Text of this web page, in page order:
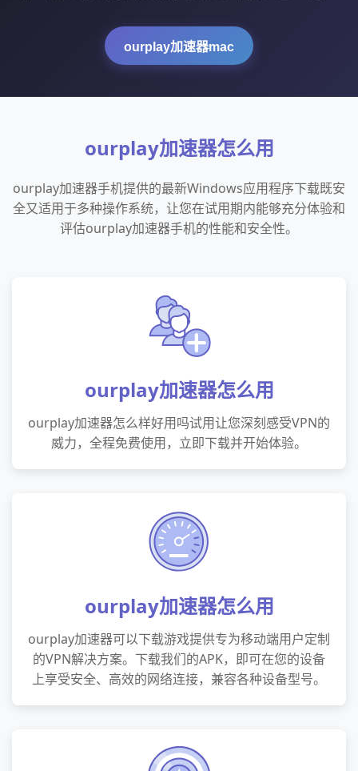
ourplay加速器mac
ourplay加速器怎么用
ourplay加速器手机提供的最新Windows应用程序下载既安
全又适用于多种操作系统，让您在试用期内能够充分体验和
评估ourplay加速器手机的性能和安全性。
ourplay加速器怎么用
ourplay加速器怎么样好用吗试用让您深刻感受VPN的
威力，全程免费使用，立即下载并开始体验。
ourplay加速器怎么用
ourplay加速器可以下载游戏提供专为移动端用户定制
的VPN解决方案。下载我们的APK，即可在您的设备
上享受安全、高效的网络连接，兼容各种设备型号。